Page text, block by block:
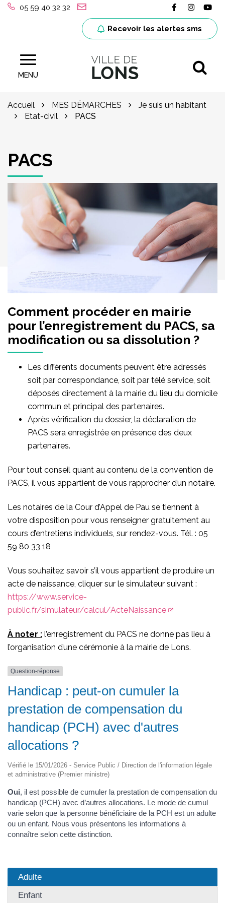
Gestion des traceurs
05 59 40 32 32 Lien vers le
Lien
Recevoir les alertes sms
MENU Site officiel de la ville de Lons (64)
Accueil MES DÉMARCHES
Je suis un habitant
Etat-civil
PACS
PACS
Comment procéder en mairie
pour l’enregistrement du PACS, sa
modification ou sa dissolution ?
Les différents documents peuvent être adressés
soit par correspondance, soit par télé service, soit
déposés directement à la mairie du lieu du domicile
commun et principal des partenaires.
Après vérification du dossier, la déclaration de
PACS sera enregistrée en présence des deux
partenaires.
Pour tout conseil quant au contenu de la convention de
PACS, il vous appartient de vous rapprocher d’un notaire.
Les notaires de la Cour d’Appel de Pau se tiennent à
votre disposition pour vous renseigner gratuitement au
cours d’entretiens individuels, sur rendez-vous. Tél. : 05
59 80 33 18
Vous souhaitez savoir s’il vous appartient de produire un
acte de naissance, cliquer sur le simulateur suivant :
https://www.service-
public.fr/simulateur/calcul/ActeNaissance
À noter : l’enregistrement du PACS ne donne pas lieu à
l’organisation d’une cérémonie à la mairie de Lons.
Question-réponse
Handicap : peut-on cumuler la
prestation de compensation du
handicap (PCH) avec d'autres
allocations ?
Vérifié le 15/01/2026 - Service Public / Direction de l'information légale
et administrative (Premier ministre)
Oui, il est possible de cumuler la prestation de compensation du
handicap (PCH) avec d’autres allocations. Le mode de cumul
varie selon que la personne bénéficiaire de la PCH est un adulte
ou un enfant. Nous vous présentons les informations à
connaître selon cette distinction.
Adulte
Enfant